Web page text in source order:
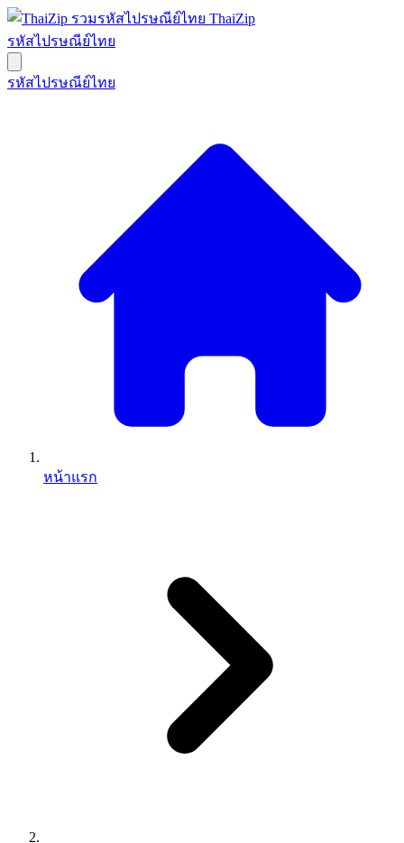
ThaiZip
รหัสไปรษณีย์ไทย
รหัสไปรษณีย์ไทย
หน้าแรก